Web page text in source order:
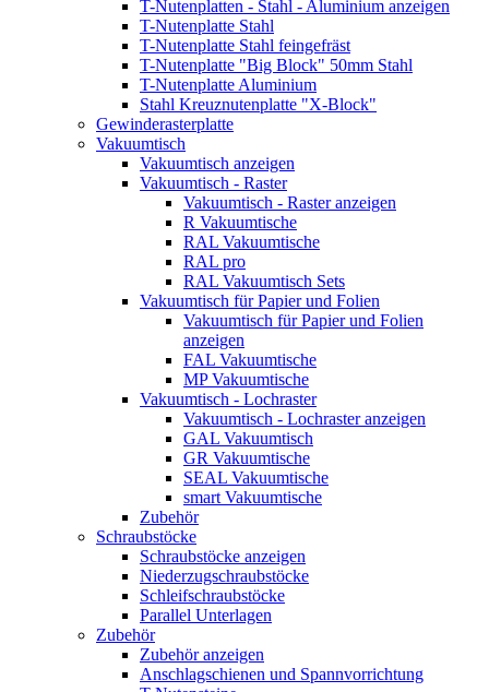
T-Nutenplatten - Stahl - Aluminium anzeigen
T-Nutenplatte Stahl
T-Nutenplatte Stahl feingefräst
T-Nutenplatte "Big Block" 50mm Stahl
T-Nutenplatte Aluminium
Stahl Kreuznutenplatte "X-Block"
Gewinderasterplatte
Vakuumtisch
Vakuumtisch anzeigen
Vakuumtisch - Raster
Vakuumtisch - Raster anzeigen
R Vakuumtische
RAL Vakuumtische
RAL pro
RAL Vakuumtisch Sets
Vakuumtisch für Papier und Folien
Vakuumtisch für Papier und Folien
anzeigen
FAL Vakuumtische
MP Vakuumtische
Vakuumtisch - Lochraster
Vakuumtisch - Lochraster anzeigen
GAL Vakuumtisch
GR Vakuumtische
SEAL Vakuumtische
smart Vakuumtische
Zubehör
Schraubstöcke
Schraubstöcke anzeigen
Niederzugschraubstöcke
Schleifschraubstöcke
Parallel Unterlagen
Zubehör
Zubehör anzeigen
Anschlagschienen und Spannvorrichtung